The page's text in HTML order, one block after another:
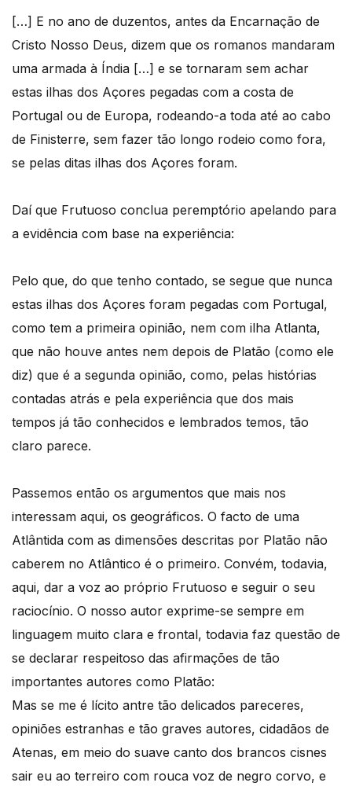
[…] E no ano de duzentos, antes da Encarnação de
Cristo Nosso Deus, dizem que os romanos mandaram
uma armada à Índia […] e se tornaram sem achar
estas ilhas dos Açores pegadas com a costa de
Portugal ou de Europa, rodeando-a toda até ao cabo
de Finisterre, sem fazer tão longo rodeio como fora,
se pelas ditas ilhas dos Açores foram.
Daí que Frutuoso conclua peremptório apelando para
a evidência com base na experiência:
Pelo que, do que tenho contado, se segue que nunca
estas ilhas dos Açores foram pegadas com Portugal,
como tem a primeira opinião, nem com ilha Atlanta,
que não houve antes nem depois de Platão (como ele
diz) que é a segunda opinião, como, pelas histórias
contadas atrás e pela experiência que dos mais
tempos já tão conhecidos e lembrados temos, tão
claro parece.
Passemos então os argumentos que mais nos
interessam aqui, os geográficos. O facto de uma
Atlântida com as dimensões descritas por Platão não
caberem no Atlântico é o primeiro. Convém, todavia,
aqui, dar a voz ao próprio Frutuoso e seguir o seu
raciocínio. O nosso autor exprime-se sempre em
linguagem muito clara e frontal, todavia faz questão de
se declarar respeitoso das afirmações de tão
importantes autores como Platão:
Mas se me é lícito antre tão delicados pareceres,
opiniões estranhas e tão graves autores, cidadãos de
Atenas, em meio do suave canto dos brancos cisnes
sair eu ao terreiro com rouca voz de negro corvo, e